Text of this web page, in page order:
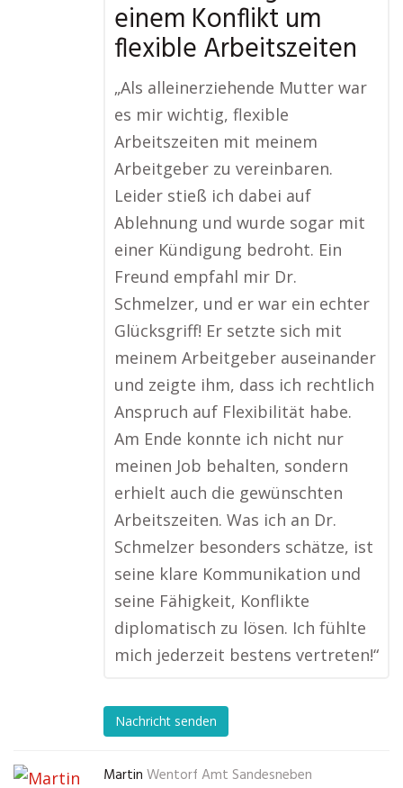
einem Konflikt um
flexible Arbeitszeiten
„Als alleinerziehende Mutter war
es mir wichtig, flexible
Arbeitszeiten mit meinem
Arbeitgeber zu vereinbaren.
Leider stieß ich dabei auf
Ablehnung und wurde sogar mit
einer Kündigung bedroht. Ein
Freund empfahl mir Dr.
Schmelzer, und er war ein echter
Glücksgriff! Er setzte sich mit
meinem Arbeitgeber auseinander
und zeigte ihm, dass ich rechtlich
Anspruch auf Flexibilität habe.
Am Ende konnte ich nicht nur
meinen Job behalten, sondern
erhielt auch die gewünschten
Arbeitszeiten. Was ich an Dr.
Schmelzer besonders schätze, ist
seine klare Kommunikation und
seine Fähigkeit, Konflikte
diplomatisch zu lösen. Ich fühlte
mich jederzeit bestens vertreten!“
Nachricht senden
Martin Wentorf Amt Sandesneben